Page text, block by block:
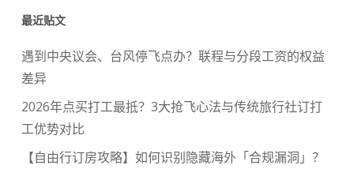
最近贴文
遇到中央议会、台风停飞点办？联程与分段工资的权益
差异
2026年点买打工最抵？3大抢飞心法与传统旅行社订打
工优势对比
【自由行订房攻略】如何识别隐藏海外「合规漏洞」？